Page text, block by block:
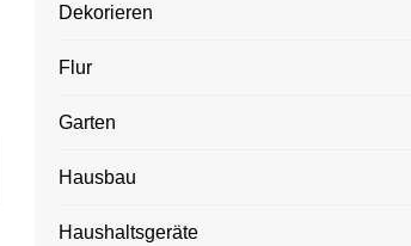
Dekorieren
Flur
Garten
Hausbau
Haushaltsgeräte